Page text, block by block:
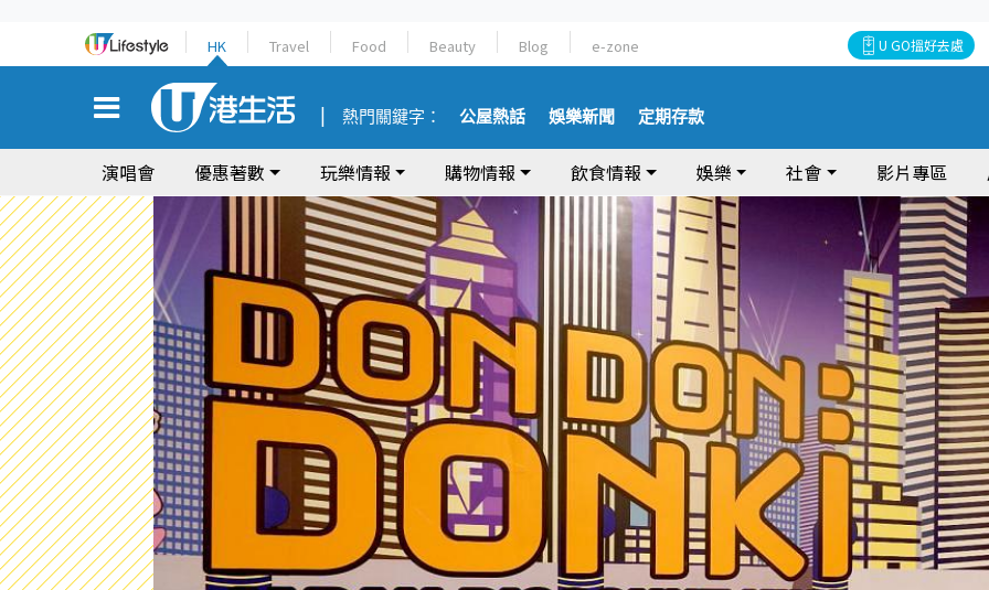
HK Travel Food Beauty Blog e-zone U GO搵好去處
熱門關鍵字： 公屋熱話 娛樂新聞 定期存款
演唱會 優惠著數 玩樂情報 購物情報 飲食情報 娛樂 社會 影片專區